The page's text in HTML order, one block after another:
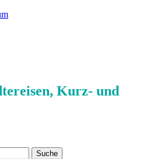
Kurz- und